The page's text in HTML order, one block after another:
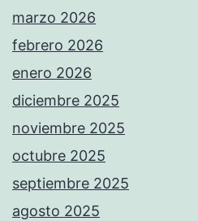
marzo 2026
febrero 2026
enero 2026
diciembre 2025
noviembre 2025
octubre 2025
septiembre 2025
agosto 2025